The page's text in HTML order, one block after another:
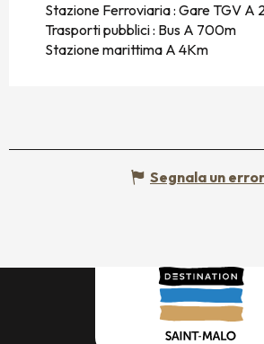
Stazione Ferroviaria : Gare TGV A
Trasporti pubblici : Bus A 700m
Stazione marittima A 4Km
Segnala un